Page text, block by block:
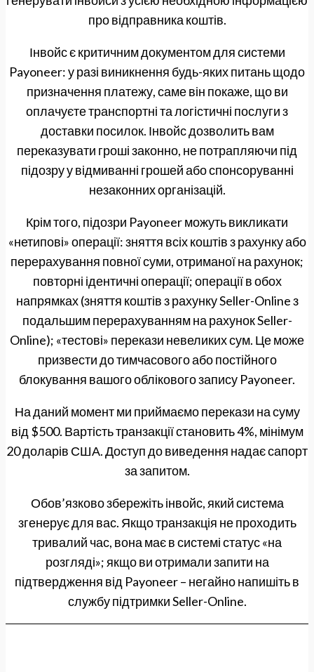
про відправника коштів.
Інвойс є критичним документом для системи
Payoneer: у разі виникнення будь-яких питань щодо
призначення платежу, саме він покаже, що ви
оплачуєте транспортні та логістичні послуги з
доставки посилок. Інвойс дозволить вам
переказувати гроші законно, не потрапляючи під
підозру у відмиванні грошей або спонсоруванні
незаконних організацій.
Крім того, підозри Payoneer можуть викликати
«нетипові» операції: зняття всіх коштів з рахунку або
перерахування повної суми, отриманої на рахунок;
повторні ідентичні операції; операції в обох
напрямках (зняття коштів з рахунку Seller-Online з
подальшим перерахуванням на рахунок Seller-
Online); «тестові» перекази невеликих сум. Це може
призвести до тимчасового або постійного
блокування вашого облікового запису Payoneer.
На даний момент ми приймаємо перекази на суму
від $500. Вартість транзакції становить 4%, мінімум
20 доларів США. Доступ до виведення надає сапорт
за запитом.
Обов’язково збережіть інвойс, який система
згенерує для вас. Якщо транзакція не проходить
тривалий час, вона має в системі статус «на
розгляді»; якщо ви отримали запити на
підтвердження від Payoneer – негайно напишіть в
службу підтримки Seller-Online.